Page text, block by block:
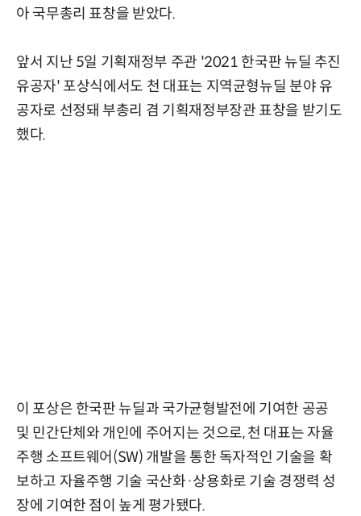
아 국무총리 표창을 받았다.
앞서 지난 5일 기획재정부 주관 '2021 한국판 뉴딜 추진
유공자' 포상식에서도 천 대표는 지역균형뉴딜 분야 유
공자로 선정돼 부총리 겸 기획재정부장관 표창을 받기도
했다.
이 포상은 한국판 뉴딜과 국가균형발전에 기여한 공공
및 민간단체와 개인에 주어지는 것으로, 천 대표는 자율
주행 소프트웨어(SW) 개발을 통한 독자적인 기술을 확
보하고 자율주행 기술 국산화·상용화로 기술 경쟁력 성
장에 기여한 점이 높게 평가됐다.